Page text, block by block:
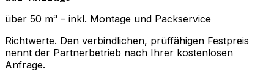
über 50 m³ – inkl. Montage und Packservice
Richtwerte. Den verbindlichen, prüffähigen Festpreis
nennt der Partnerbetrieb nach Ihrer kostenlosen
Anfrage.